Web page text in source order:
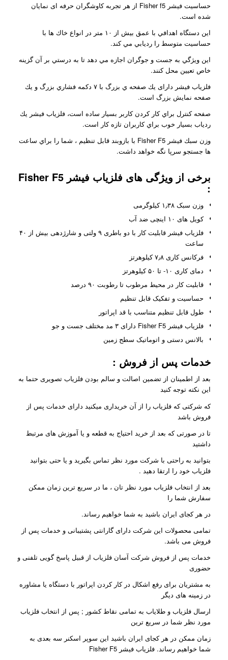
حساسيت فیشر Fisher f5‌ از هر تجربه کاوشگران حرفه ای نمایان
شده است.
اين دستگاه اهدافي با عمق بيش از ۱۰ متر در انواع خاك ها با
حساسيت متوسط را رديابي مي كند.
اين ويژگي به جست و جوگران اجازه مي دهد تا به درستي بر آن گزينه
خاص تعيين محل كنند.
فلزیاب فیشر دارای يك صفحه ي بزرگ با ۷ دكمه فشاري بزرگ و يك
صفحه نمايش بزرگ است.
صفحه كنترل براي كار كردن کاربر بسيار ساده است، فلزیاب فیشر يك
ردياب بسيار خوب براي کاربران تازه کار است.
وزن سبك فیشر Fisher F5 با بازوبند قابل تنظيم ، شما را براي ساعت
ها جستجو سرپا نگه خواهد داشت.
برخی از ویژگی های فلزیاب فیشر Fisher F5
:
وزن سبک ۱٫۳۸ کیلوگرمی
کویل های ۱۰ اینچی ضد آب
فلزیاب فیشر قابلیت کار با دو باطری ۹ ولتی و شارژدهی بیش از ۴۰
ساعت
فرکانس کاری ۷٫۸ کیلوهرتز
دمای کاری ۱۰- تا ۵۰ کیلوهرتز
قابلیت کار در محیط مرطوب تا رطوبت ۹۰ درصد
حساسیت و تفکیک قابل تنظیم
طول قابل تنظیم متناسب با قد اپراتور
فلزیاب فیشر Fisher F5 دارای ۳ مد مختلف جست و جو
بالانس دستی و اتوماتیک سطح زمین
خدمات پس از فروش :
بعد از اطمینان از تضمین اصالت و سالم بودن فلزیاب تصویری حتما به
این نکته توجه کنید
که شرکتی که فلزیاب را از آن خریداری میکنید دارای خدمات پس از
فروش باشد
تا در صورتی که بعد از خرید احتیاج به قطعه و یا آموزش های مرتبط
داشتید
بتوانید به راحتی با شرکت مورد نظر تماس بگیرید و یا حتی بتوانید
فلزیاب خود را ارتقا دهید .
بعد از انتخاب فلزیاب مورد نظر تان ، ما در سریع ترین زمان ممکن
سفارش شما را
در هر کجای ایران باشید به شما خواهیم رساند.
تمامی محصولات این شرکت دارای گارانتی پشتیبانی و خدمات پس از
فروش می باشد.
خدمات پس از فروش شرکت آسان فلزیاب از قبیل پاسخ گویی تلفنی و
حضوری
به مشتریان برای رفع اشکال در کار کردن اپراتور با دستگاه یا مشاوره
در زمینه های دیگر
ارسال فلزیاب و طلایاب به تمامی نقاط کشور ; پس از انتخاب فلزیاب
مورد نظر شما در سریع ترین
زمان ممکن در هر کجای ایران باشید این سوپر اسکنر سه بعدی به
شما خواهیم رساند. فلزیاب فیشر Fisher F5